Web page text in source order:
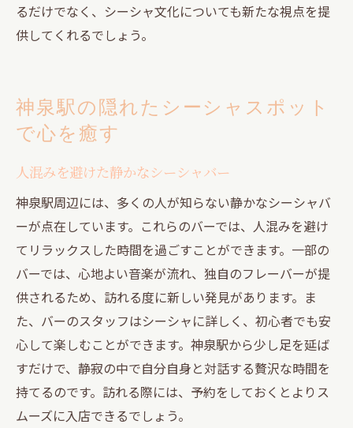
るだけでなく、シーシャ文化についても新たな視点を提
供してくれるでしょう。
神泉駅の隠れたシーシャスポット
で心を癒す
人混みを避けた静かなシーシャバー
神泉駅周辺には、多くの人が知らない静かなシーシャバ
ーが点在しています。これらのバーでは、人混みを避け
てリラックスした時間を過ごすことができます。一部の
バーでは、心地よい音楽が流れ、独自のフレーバーが提
供されるため、訪れる度に新しい発見があります。ま
た、バーのスタッフはシーシャに詳しく、初心者でも安
心して楽しむことができます。神泉駅から少し足を延ば
すだけで、静寂の中で自分自身と対話する贅沢な時間を
持てるのです。訪れる際には、予約をしておくとよりス
ムーズに入店できるでしょう。